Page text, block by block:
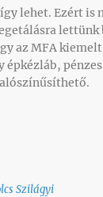
lehet. Ezért
az MFA
épkézláb,
Szilágyi